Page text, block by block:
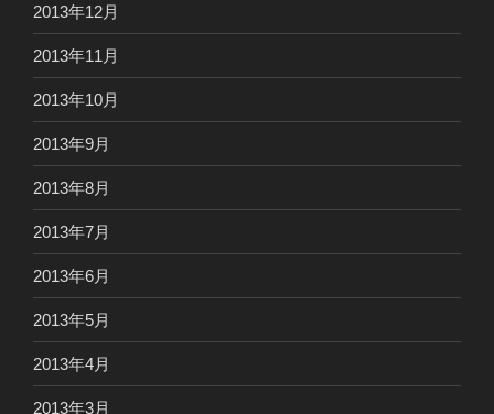
2013年12月
2013年11月
2013年10月
2013年9月
2013年8月
2013年7月
2013年6月
2013年5月
2013年4月
2013年3月